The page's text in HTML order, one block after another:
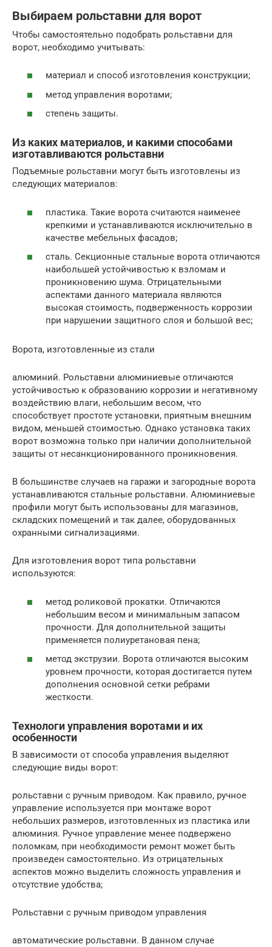
Выбираем рольставни для ворот
Чтобы самостоятельно подобрать рольставни для
ворот, необходимо учитывать:
материал и способ изготовления конструкции;
метод управления воротами;
степень защиты.
Из каких материалов, и какими способами
изготавливаются рольставни
Подъемные рольставни могут быть изготовлены из
следующих материалов:
пластика. Такие ворота считаются наименее
крепкими и устанавливаются исключительно в
качестве мебельных фасадов;
сталь. Секционные стальные ворота отличаются
наибольшей устойчивостью к взломам и
проникновению шума. Отрицательными
аспектами данного материала являются
высокая стоимость, подверженность коррозии
при нарушении защитного слоя и большой вес;
Ворота, изготовленные из стали
алюминий. Рольставни алюминиевые отличаются
устойчивостью к образованию коррозии и негативному
воздействию влаги, небольшим весом, что
способствует простоте установки, приятным внешним
видом, меньшей стоимостью. Однако установка таких
ворот возможна только при наличии дополнительной
защиты от несанкционированного проникновения.
В большинстве случаев на гаражи и загородные ворота
устанавливаются стальные рольставни. Алюминиевые
профили могут быть использованы для магазинов,
складских помещений и так далее, оборудованных
охранными сигнализациями.
Для изготовления ворот типа рольставни
используются:
метод роликовой прокатки. Отличаются
небольшим весом и минимальным запасом
прочности. Для дополнительной защиты
применяется полиуретановая пена;
метод экструзии. Ворота отличаются высоким
уровнем прочности, которая достигается путем
дополнения основной сетки ребрами
жесткости.
Технологи управления воротами и их
особенности
В зависимости от способа управления выделяют
следующие виды ворот:
рольставни с ручным приводом. Как правило, ручное
управление используется при монтаже ворот
небольших размеров, изготовленных из пластика или
алюминия. Ручное управление менее подвержено
поломкам, при необходимости ремонт может быть
произведен самостоятельно. Из отрицательных
аспектов можно выделить сложность управления и
отсутствие удобства;
Рольставни с ручным приводом управления
автоматические рольставни. В данном случае